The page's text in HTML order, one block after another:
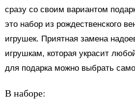
сразу со своим вариантом
это набор из рождественского
игрушек. Приятная замена
игрушкам, которая украсит
для подарка можно выбрать
В наборе: